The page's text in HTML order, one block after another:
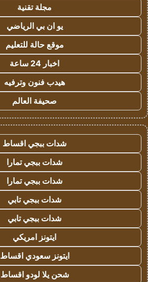
مجلة تقنية
يو ان بي الرياضي
موقع حالة للتعليم
اخبار 24 ساعة
هيدب فنون وترفيه
صحيفة العالم
شدات ببجي اقساط
شدات ببجي تمارا
شدات ببجي تمارا
شدات ببجي تابي
شدات ببجي تابي
ايتونز امريكي
ايتونز سعودي اقساط
شحن يلا لودو اقساط